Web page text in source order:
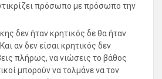
πρόσωπο με πρόσωπο την
δεν ήταν κρητικός δε θα ήταν
αν δεν είσαι κρητικός δεν
πλήρως, να νιώσεις το βάθος
μπορούν να τολμάνε να τον